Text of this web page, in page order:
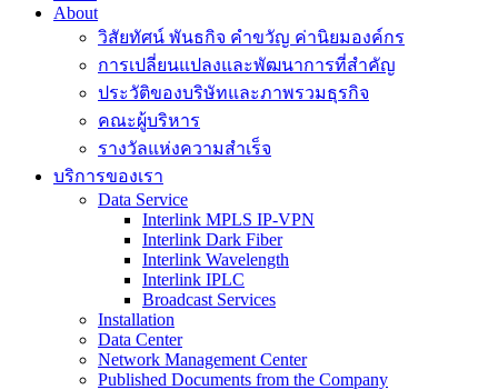
About
วิสัยทัศน์ พันธกิจ คำขวัญ ค่านิยมองค์กร
การเปลี่ยนแปลงและพัฒนาการที่สำคัญ
ประวัติของบริษัทและภาพรวมธุรกิจ
คณะผู้บริหาร
รางวัลแห่งความสำเร็จ
บริการของเรา
Data Service
Interlink MPLS IP-VPN
Interlink Dark Fiber
Interlink Wavelength
Interlink IPLC
Broadcast Services
Installation
Data Center
Network Management Center
Published Documents from the Company